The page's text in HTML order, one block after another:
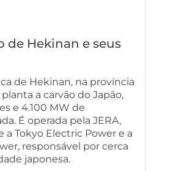
de Hekinan e seus
de Hekinan, na província
a carvão do Japão,
e 4.100 MW de
É operada pela JERA,
Tokyo Electric Power e a
responsável por cerca
japonesa.